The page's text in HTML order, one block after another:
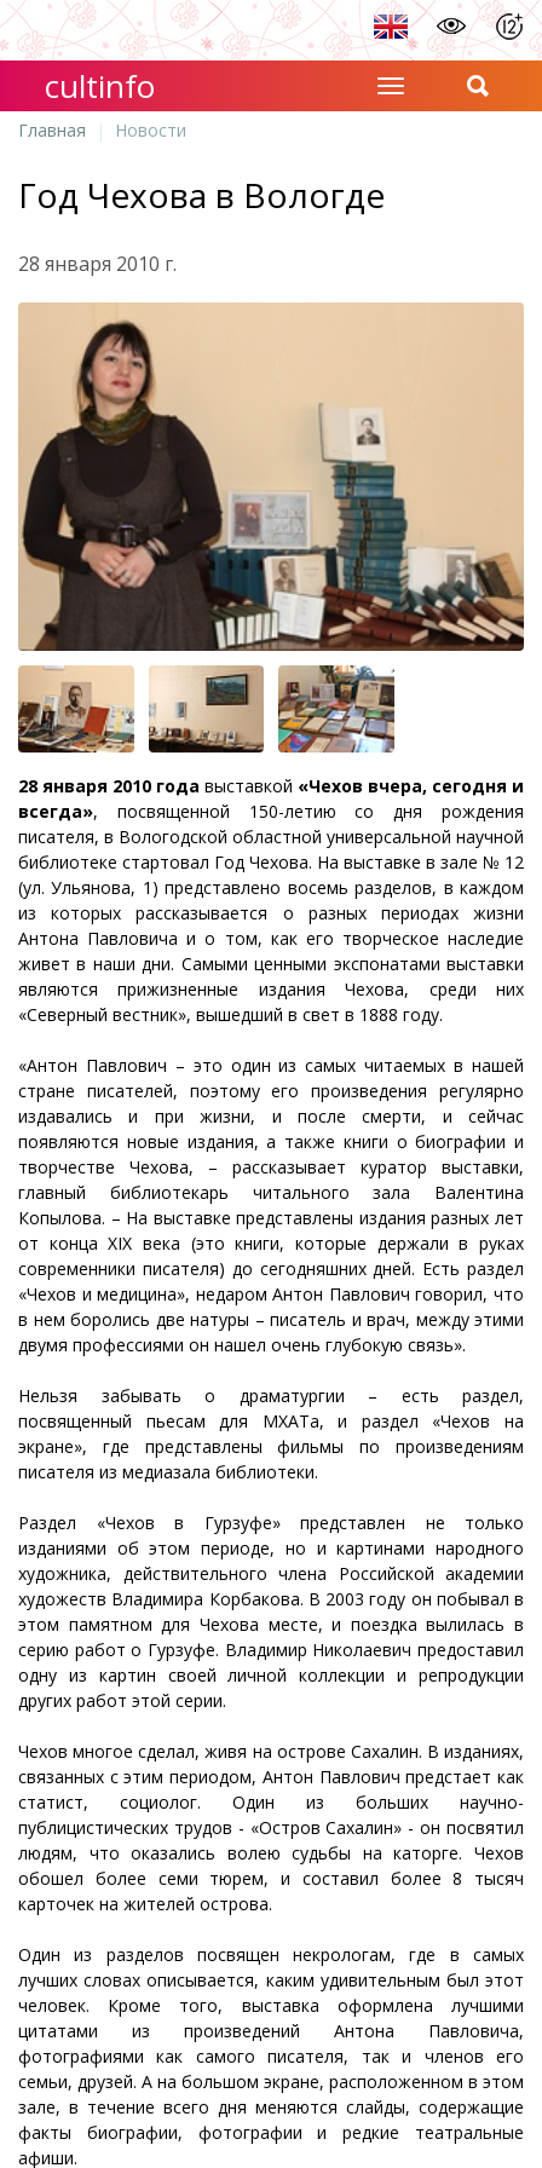
cultinfo
Главная Новости
Год Чехова в Вологде
28 января 2010 г.
28 января 2010 года выставкой «Чехов вчера, сегодня и
всегда», посвященной 150-летию со дня рождения
писателя, в Вологодской областной универсальной научной
библиотеке стартовал Год Чехова. На выставке в зале № 12
(ул. Ульянова, 1) представлено восемь разделов, в каждом
из которых рассказывается о разных периодах жизни
Антона Павловича и о том, как его творческое наследие
живет в наши дни. Самыми ценными экспонатами выставки
являются прижизненные издания Чехова, среди них
«Северный вестник», вышедший в свет в 1888 году.
«Антон Павлович – это один из самых читаемых в нашей
стране писателей, поэтому его произведения регулярно
издавались и при жизни, и после смерти, и сейчас
появляются новые издания, а также книги о биографии и
творчестве Чехова, – рассказывает куратор выставки,
главный библиотекарь читального зала Валентина
Копылова. – На выставке представлены издания разных лет
от конца XIX века (это книги, которые держали в руках
современники писателя) до сегодняшних дней. Есть раздел
«Чехов и медицина», недаром Антон Павлович говорил, что
в нем боролись две натуры – писатель и врач, между этими
двумя профессиями он нашел очень глубокую связь».
Нельзя забывать о драматургии – есть раздел,
посвященный пьесам для МХАТа, и раздел «Чехов на
экране», где представлены фильмы по произведениям
писателя из медиазала библиотеки.
Раздел «Чехов в Гурзуфе» представлен не только
изданиями об этом периоде, но и картинами народного
художника, действительного члена Российской академии
художеств Владимира Корбакова. В 2003 году он побывал в
этом памятном для Чехова месте, и поездка вылилась в
серию работ о Гурзуфе. Владимир Николаевич предоставил
одну из картин своей личной коллекции и репродукции
других работ этой серии.
Чехов многое сделал, живя на острове Сахалин. В изданиях,
связанных с этим периодом, Антон Павлович предстает как
статист, социолог. Один из больших научно-
публицистических трудов - «Остров Сахалин» - он посвятил
людям, что оказались волею судьбы на каторге. Чехов
обошел более семи тюрем, и составил более 8 тысяч
карточек на жителей острова.
Один из разделов посвящен некрологам, где в самых
лучших словах описывается, каким удивительным был этот
человек. Кроме того, выставка оформлена лучшими
цитатами из произведений Антона Павловича,
фотографиями как самого писателя, так и членов его
семьи, друзей. А на большом экране, расположенном в этом
зале, в течение всего дня меняются слайды, содержащие
факты биографии, фотографии и редкие театральные
афиши.